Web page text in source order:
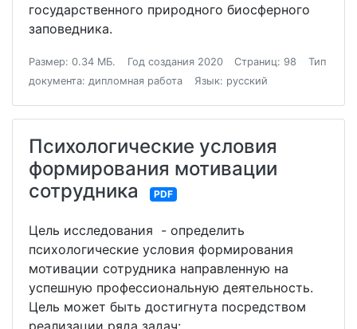
государственного природного биосферного
заповедника.
Размер: 0.34 МБ. Год создания 2020 Страниц: 98
Тип
документа: дипломная работа
Язык: русский
Психологические условия
формирования мотивации
сотрудника
PDF
Цель исследования - определить
психологические условия формирования
мотивации сотрудника направленную на
успешную профессиональную деятельность.
Цель может быть достигнута посредством